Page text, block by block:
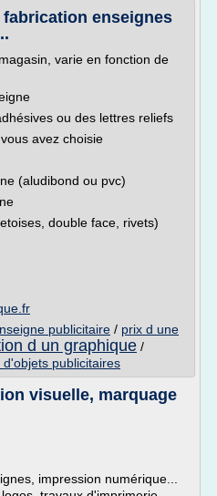
enseignes
varie en fonction de
ou des lettres reliefs
avez choisie
(aludibond ou pvc)
double face, rivets)
publicitaire / prix d une
d un graphique /
d'objets publicitaires
visuelle, marquage
impression numérique...